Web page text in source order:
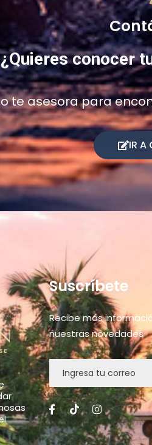
¿Quieres conocer
te asesora para
IR A
Suscríbete
Recibe más
nuestras novedades